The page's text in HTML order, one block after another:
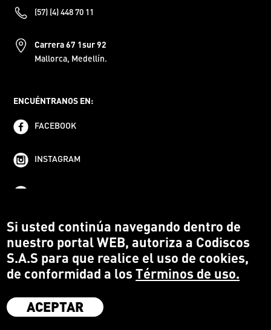
(57) (4) 448 70 11
Carrera 67 1sur 92
Mallorca, Medellín.
ENCUÉNTRANOS EN:
FACEBOOK
INSTAGRAM
Codiscos S.A.S
Si usted continúa navegando dentro de
nuestro portal WEB, autoriza a Codiscos
S.A.S para que realice el uso de cookies,
de conformidad a losTérminos de uso.
ACEPTAR